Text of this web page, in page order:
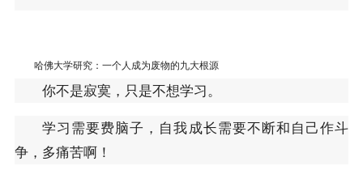
哈佛大学研究：一个人成为废物的九大根源
你不是寂寞，只是不想学习。
学习需要费脑子，自我成长需要不断和自己作斗
争，多痛苦啊！